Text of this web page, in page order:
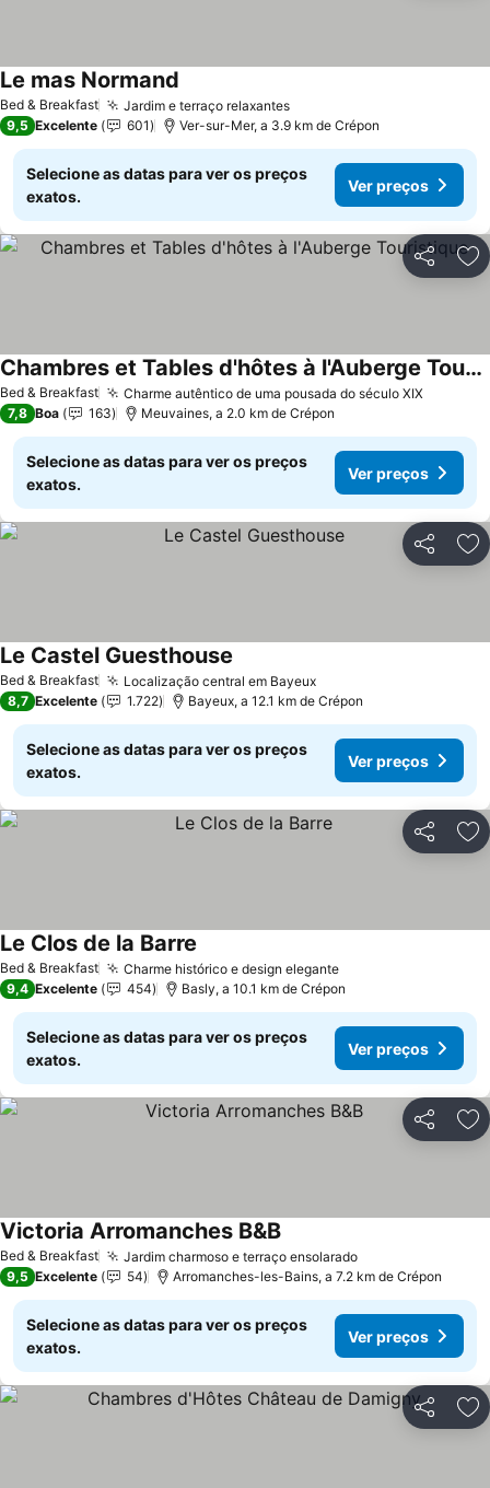
Bed & Breakfast Jardim e terraço relaxantesVer preços
Le mas Normand
9,5 Excelente 601 Ver-sur-Mer, a 3.9 km de Crépon
Selecione as datas para ver os preços
exatos.
Ver preços
Partilhar
Bed & Breakfast Charme autêntico de uma pousada do século XIXVer
Chambres et Tables d'hôtes à l'Auberge Touristique
Ver preços
7,8 Boa 163 Meuvaines, a 2.0 km de Crépon
Selecione as datas para ver os preços
exatos.
Ver preços
Partilhar
Bed & Breakfast Localização central em BayeuxVer preços
Le Castel Guesthouse
8,7 Excelente 1.722 Bayeux, a 12.1 km de Crépon
Selecione as datas para ver os preços
exatos.
Ver preços
Partilhar
Bed & Breakfast Charme histórico e design eleganteVer preços
Le Clos de la Barre
9,4 Excelente 454 Basly, a 10.1 km de Crépon
Selecione as datas para ver os preços
exatos.
Ver preços
Partilhar
Bed & Breakfast Jardim charmoso e terraço ensolaradoVer preços
Victoria Arromanches B&BVer preços
9,5 Excelente 54 Arromanches-les-Bains, a 7.2 km de Crépon
Selecione as datas para ver os preços
exatos.
Ver preços
Partilhar